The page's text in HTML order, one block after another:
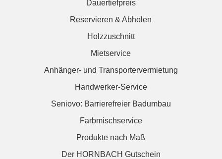
Dauertiefpreis
Reservieren & Abholen
Holzzuschnitt
Mietservice
Anhänger- und Transportervermietung
Handwerker-Service
Seniovo: Barrierefreier Badumbau
Farbmischservice
Produkte nach Maß
Der HORNBACH Gutschein